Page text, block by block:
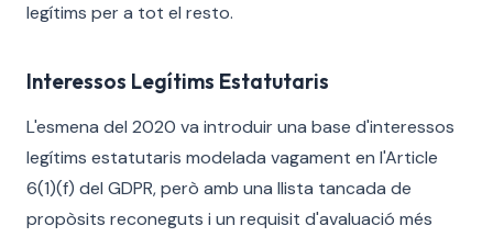
legítims per a tot el resto.
Interessos Legítims Estatutaris
L'esmena del 2020 va introduir una base d'interessos
legítims estatutaris modelada vagament en l'Article
6(1)(f) del GDPR, però amb una llista tancada de
propòsits reconeguts i un requisit d'avaluació més